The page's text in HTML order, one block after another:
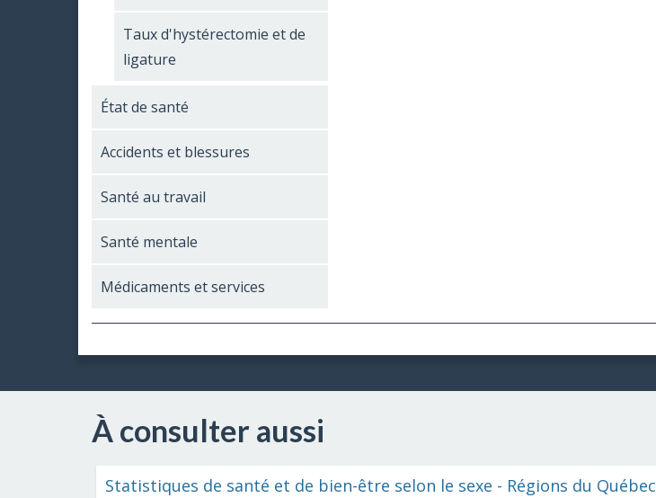
Taux d'hystérectomie et de
ligature
État de santé
Accidents et blessures
Santé au travail
Santé mentale
Médicaments et services
À consulter aussi
Statistiques de santé et de bien-être selon le sexe - Régions du Québec